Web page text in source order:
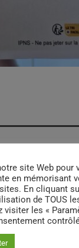
site Web pour
en mémorisant
En cliquant
de TOUS
visiter les «